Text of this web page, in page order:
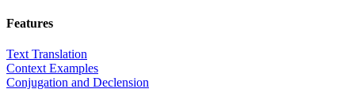
Features
Text Translation
Context Examples
Conjugation and Declension